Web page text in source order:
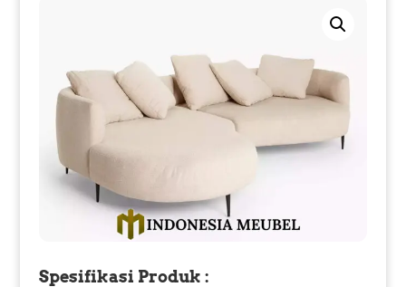
Spesifikasi Produk :